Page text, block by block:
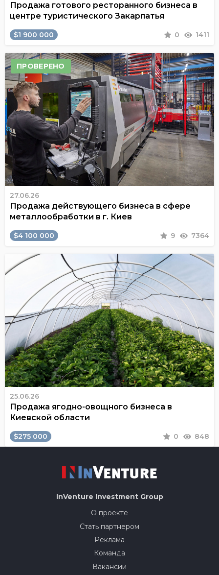
Продажа готового ресторанного бизнеса в
центре туристического Закарпатья
$1 900 000 0 1411
ПРОВЕРЕНО
27.06.26
Продажа действующего бизнеса в сфере
металлообработки в г. Киев
$4 100 000 9 7364
25.06.26
Продажа ягодно-овощного бизнеса в
Киевской области
$275 000 0 848
InVenture Investment Group
О проекте
Стать партнером
Реклама
Команда
Вакансии